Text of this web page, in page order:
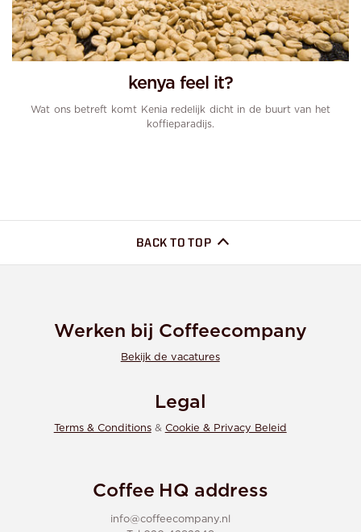
kenya feel it?
Wat ons betreft komt Kenia redelijk dicht in de buurt van het
koffieparadijs.
BACK TO TOP
Werken bij Coffeecompany
Bekijk de vacatures
Legal
Terms & Conditions& Cookie & Privacy Beleid
Coffee HQ address
info@coffeecompany.nl